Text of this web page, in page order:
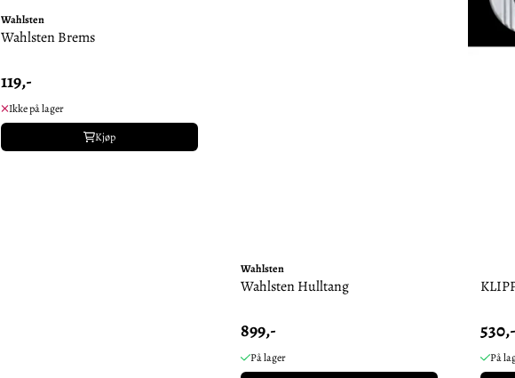
Wahlsten
Wahlsten Brems
119,-
Ikke på lager
Kjøp
Wahlsten
Wahlsten Hulltang
899,-
På lager
530,-
På